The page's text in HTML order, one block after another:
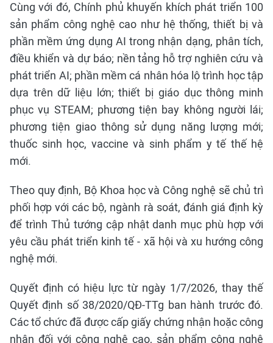
Cùng với đó, Chính phủ khuyến khích phát triển 100
sản phẩm công nghệ cao như hệ thống, thiết bị và
phần mềm ứng dụng AI trong nhận dạng, phân tích,
điều khiển và dự báo; nền tảng hỗ trợ nghiên cứu và
phát triển AI; phần mềm cá nhân hóa lộ trình học tập
dựa trên dữ liệu lớn; thiết bị giáo dục thông minh
phục vụ STEAM; phương tiện bay không người lái;
phương tiện giao thông sử dụng năng lượng mới;
thuốc sinh học, vaccine và sinh phẩm y tế thế hệ
mới.
Theo quy định, Bộ Khoa học và Công nghệ sẽ chủ trì
phối hợp với các bộ, ngành rà soát, đánh giá định kỳ
để trình Thủ tướng cập nhật danh mục phù hợp với
yêu cầu phát triển kinh tế - xã hội và xu hướng công
nghệ mới.
Quyết định có hiệu lực từ ngày 1/7/2026, thay thế
Quyết định số 38/2020/QĐ-TTg ban hành trước đó.
Các tổ chức đã được cấp giấy chứng nhận hoặc công
nhận đối với công nghệ cao, sản phẩm công nghệ